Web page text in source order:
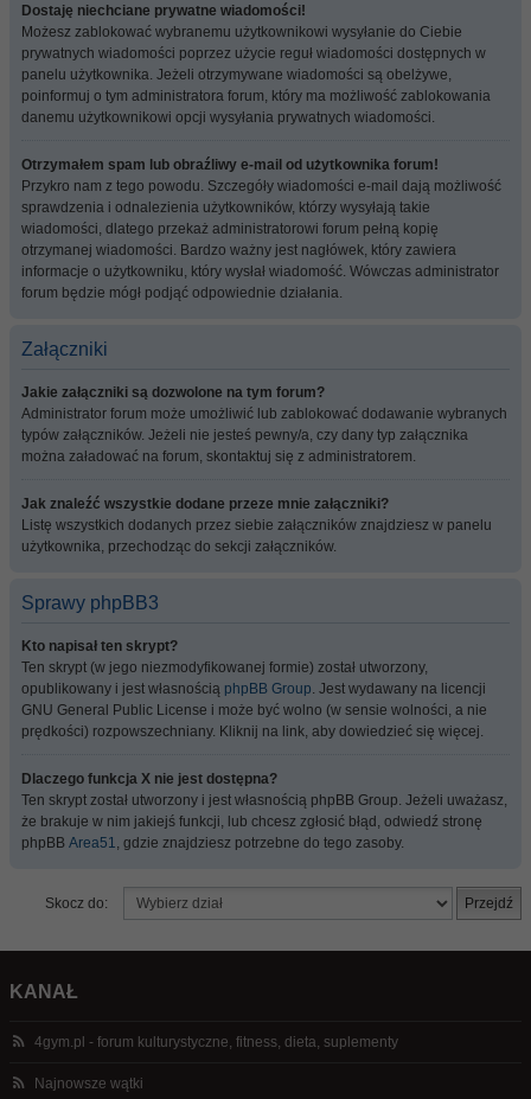
Dostaję niechciane prywatne wiadomości!
Możesz zablokować wybranemu użytkownikowi wysyłanie do Ciebie
prywatnych wiadomości poprzez użycie reguł wiadomości dostępnych w
panelu użytkownika. Jeżeli otrzymywane wiadomości są obelżywe,
poinformuj o tym administratora forum, który ma możliwość zablokowania
danemu użytkownikowi opcji wysyłania prywatnych wiadomości.
Otrzymałem spam lub obraźliwy e-mail od użytkownika forum!
Przykro nam z tego powodu. Szczegóły wiadomości e-mail dają możliwość
sprawdzenia i odnalezienia użytkowników, którzy wysyłają takie
wiadomości, dlatego przekaż administratorowi forum pełną kopię
otrzymanej wiadomości. Bardzo ważny jest nagłówek, który zawiera
informacje o użytkowniku, który wysłał wiadomość. Wówczas administrator
forum będzie mógł podjąć odpowiednie działania.
Załączniki
Jakie załączniki są dozwolone na tym forum?
Administrator forum może umożliwić lub zablokować dodawanie wybranych
typów załączników. Jeżeli nie jesteś pewny/a, czy dany typ załącznika
można załadować na forum, skontaktuj się z administratorem.
Jak znaleźć wszystkie dodane przeze mnie załączniki?
Listę wszystkich dodanych przez siebie załączników znajdziesz w panelu
użytkownika, przechodząc do sekcji załączników.
Sprawy phpBB3
Kto napisał ten skrypt?
Ten skrypt (w jego niezmodyfikowanej formie) został utworzony,
opublikowany i jest własnością phpBB Group. Jest wydawany na licencji
GNU General Public License i może być wolno (w sensie wolności, a nie
prędkości) rozpowszechniany. Kliknij na link, aby dowiedzieć się więcej.
Dlaczego funkcja X nie jest dostępna?
Ten skrypt został utworzony i jest własnością phpBB Group. Jeżeli uważasz,
że brakuje w nim jakiejś funkcji, lub chcesz zgłosić błąd, odwiedź stronę
phpBB Area51, gdzie znajdziesz potrzebne do tego zasoby.
Skocz do:
KANAŁ
4gym.pl - forum kulturystyczne, fitness, dieta, suplementy
Najnowsze wątki